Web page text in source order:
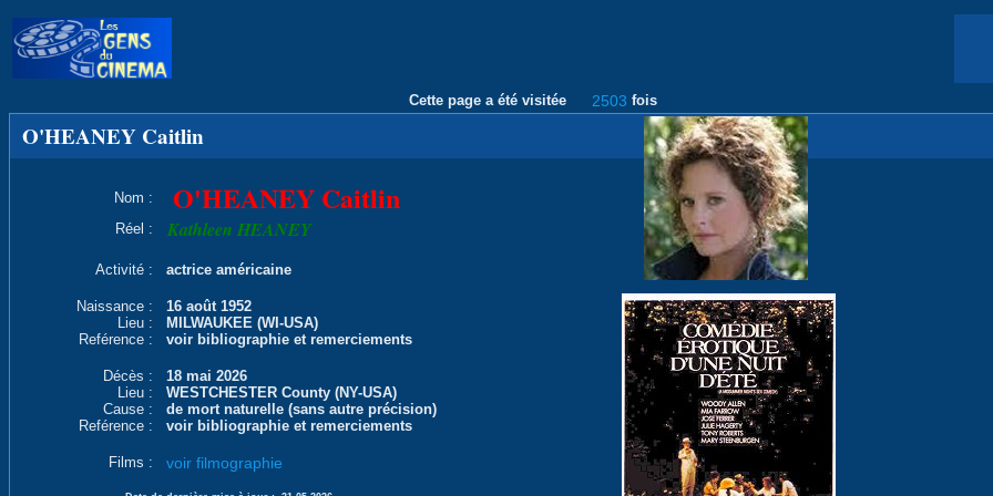
Cette page a été visitée 2503 fois
O'HEANEY Caitlin
Nom : O'HEANEY Caitlin
Réel : Kathleen HEANEY
Activité : actrice américaine
Naissance :
16 août 1952
Lieu :
MILWAUKEE (WI-USA)
Reférence :
voir bibliographie et remerciements
Décès :
18 mai 2026
Lieu :
WESTCHESTER County (NY-USA)
Cause :
de mort naturelle (sans autre précision)
Reférence :
voir bibliographie et remerciements
Films : voir filmographie